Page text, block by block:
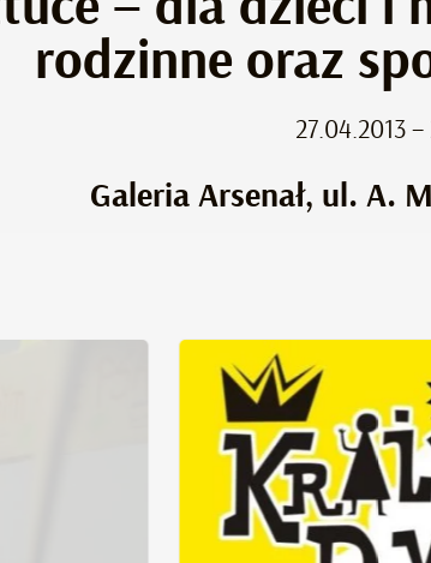
rodzinne oraz
27.04.2013
Galeria Arsenał, ul. A.